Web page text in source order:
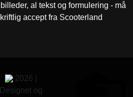
al tekst og formulering - må
accept fra Scooterland
2026 |
Designet og